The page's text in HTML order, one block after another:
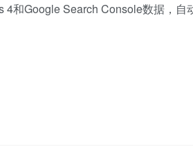
4和Google Search Console数据，